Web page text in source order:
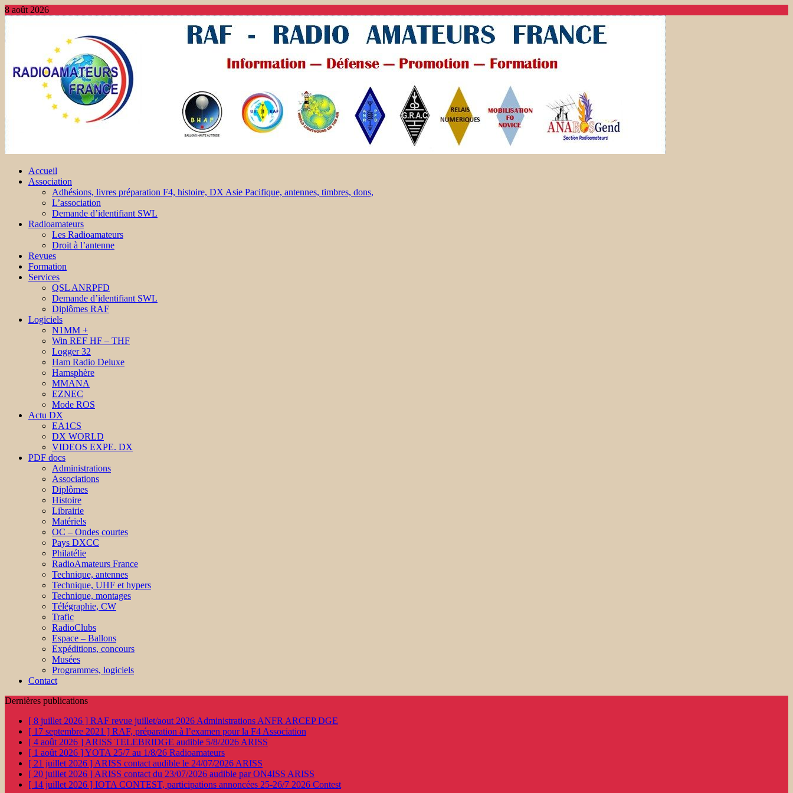
8 août 2026
Accueil
Association
Adhésions, livres préparation F4, histoire, DX Asie Pacifique, antennes, timbres, dons,
L’association
Demande d’identifiant SWL
Radioamateurs
Les Radioamateurs
Droit à l’antenne
Revues
Formation
Services
QSL ANRPFD
Demande d’identifiant SWL
Diplômes RAF
Logiciels
N1MM +
Win REF HF – THF
Logger 32
Ham Radio Deluxe
Hamsphère
MMANA
EZNEC
Mode ROS
Actu DX
EA1CS
DX WORLD
VIDEOS EXPE. DX
PDF docs
Administrations
Associations
Diplômes
Histoire
Librairie
Matériels
OC – Ondes courtes
Pays DXCC
Philatélie
RadioAmateurs France
Technique, antennes
Technique, UHF et hypers
Technique, montages
Télégraphie, CW
Trafic
RadioClubs
Espace – Ballons
Expéditions, concours
Musées
Programmes, logiciels
Contact
Dernières publications
[ 8 juillet 2026 ] RAF revue juillet/aout 2026 Administrations ANFR ARCEP DGE
[ 17 septembre 2021 ] RAF, préparation à l’examen pour la F4 Association
[ 4 août 2026 ] ARISS TELEBRIDGE audible 5/8/2026 ARISS
[ 1 août 2026 ]YOTA 25/7 au 1/8/26 Radioamateurs
[ 21 juillet 2026 ] ARISS contact audible le 24/07/2026 ARISS
[ 20 juillet 2026 ] ARISS contact du 23/07/2026 audible par ON4ISS ARISS
[ 14 juillet 2026 ] IOTA CONTEST, participations annoncées 25-26/7 2026 Contest